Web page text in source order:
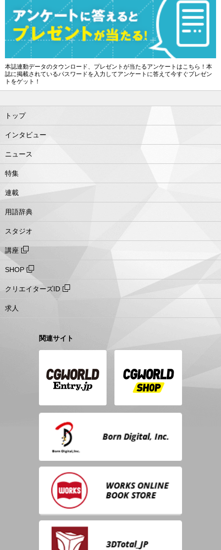
本誌連動データのタウンロード、プレゼントが当たるアンケートはこちら！本
誌に掲載されているパスワードを入力してアンケートに答えて今すぐプレゼン
トをゲット！
トップ
インタビュー
ニュース
特集
連載
用語辞典
スタジオ
講座
SHOP
クリエイターズID
求人
関連サイト